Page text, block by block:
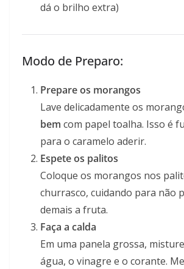
dá o brilho extra)
Modo de Preparo:
Prepare os morangos
Lave delicadamente os
bem com papel toalha. Isso é
para o caramelo aderir.
Espete os palitos
Coloque os morangos nos
churrasco, cuidando para não
demais a fruta.
Faça a calda
Em uma panela grossa,
água, o vinagre e o corante.